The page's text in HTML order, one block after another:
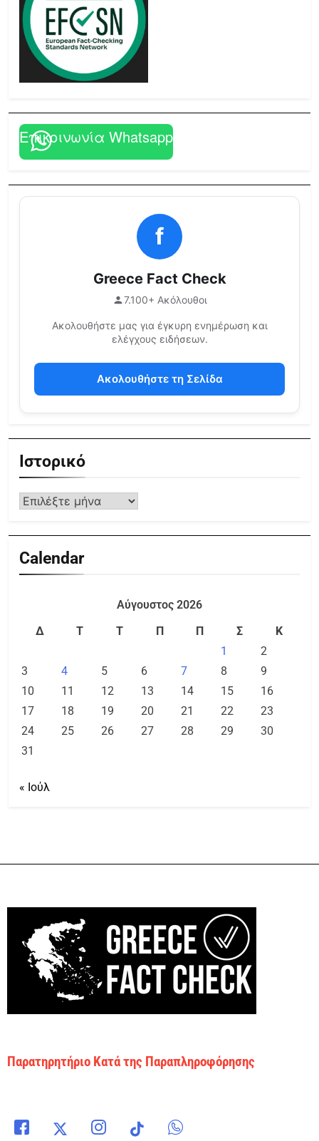
Επικοινωνία Whatsapp
f
Greece Fact Check
7.100+ Ακόλουθοι
Ακολουθήστε μας για έγκυρη ενημέρωση και
ελέγχους ειδήσεων.
Ακολουθήστε τη Σελίδα
Ιστορικό
Calendar
Αύγουστος 2026
Δ
Τ Τ Π Π Σ
Κ
1
2
3
4 5 6 7 8
9
10
11 12 13 14 15
16
17
18 19 20 21 22
23
24
25 26 27 28 29
30
31
« Ιούλ
Παρατηρητήριο Κατά της Παραπληροφόρησης